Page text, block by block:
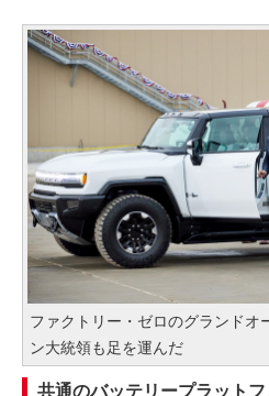
ファクトリー・ゼロのグランドオ
ン大統領も足を運んだ
共通のバッテリープラット